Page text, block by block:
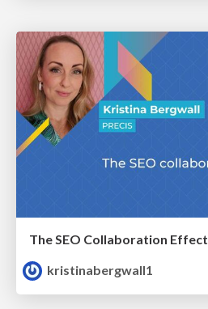
The SEO Collaboration Effect
kristinabergwall1